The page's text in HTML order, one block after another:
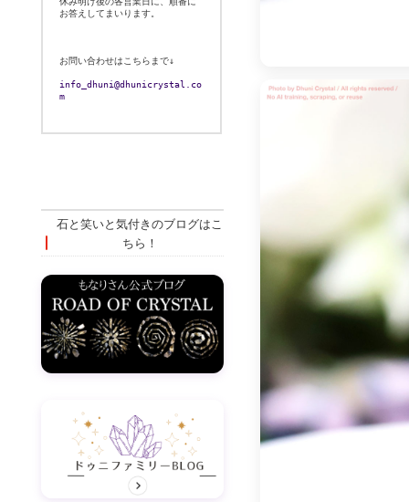
お答えしてまいります。
お問い合わせはこちらまで↓
info_dhuni@dhunicrystal.co
m
石と笑いと気付きのブログはこ
ちら！